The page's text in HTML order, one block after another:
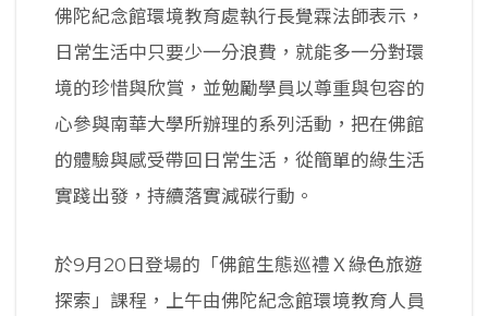
佛陀紀念館環境教育處執行長覺霖法師表示，
日常生活中只要少一分浪費，就能多一分對環
境的珍惜與欣賞，並勉勵學員以尊重與包容的
心參與南華大學所辦理的系列活動，把在佛館
的體驗與感受帶回日常生活，從簡單的綠生活
實踐出發，持續落實減碳行動。
於9月20日登場的「佛館生態巡禮Ｘ綠色旅遊
探索」課程，上午由佛陀紀念館環境教育人員